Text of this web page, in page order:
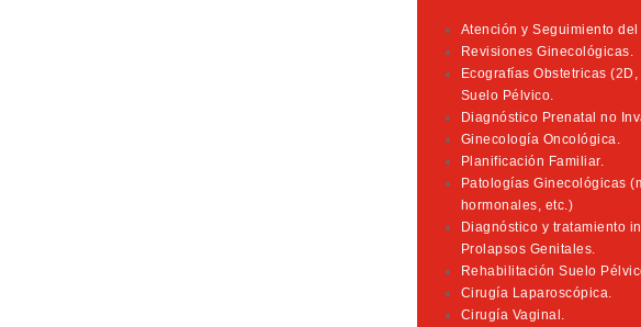
Atención y Seguimiento del
Revisiones Ginecológicas.
Ecografías Obstetricas
Suelo Pélvico.
Diagnóstico Prenatal no
Ginecología Oncológica.
Planificación Familiar.
Patologías Ginecológicas
hormonales, etc.)
Diagnóstico y tratamiento
Prolapsos Genitales.
Rehabilitación Suelo
Cirugía Laparoscópica.
Cirugía Vaginal.